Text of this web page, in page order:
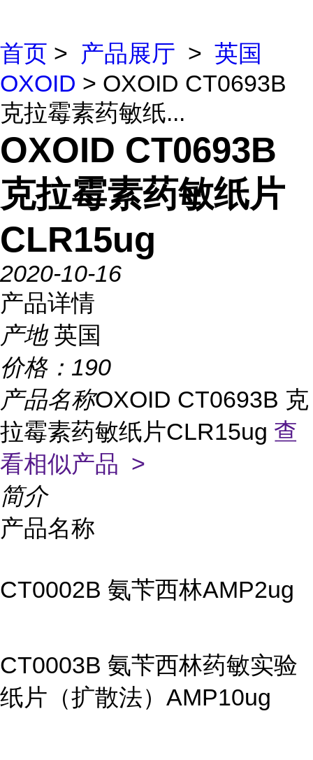
首页 > 产品展厅 > 英国
OXOID > OXOID CT0693B
克拉霉素药敏纸...
OXOID CT0693B
克拉霉素药敏纸片
CLR15ug
2020-10-16
产品详情
产地 英国
价格： 190
产品名称OXOID CT0693B 克
拉霉素药敏纸片CLR15ug 查
看相似产品 >
简介
产品名称
CT0002B 氨苄西林AMP2ug
CT0003B 氨苄西林药敏实验
纸片（扩散法）AMP10ug